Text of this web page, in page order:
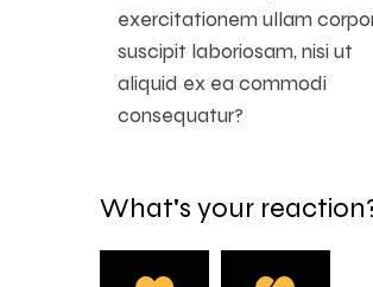
exercitationem ullam
suscipit laboriosam, nisi ut
aliquid ex ea commodi
consequatur?
What's your